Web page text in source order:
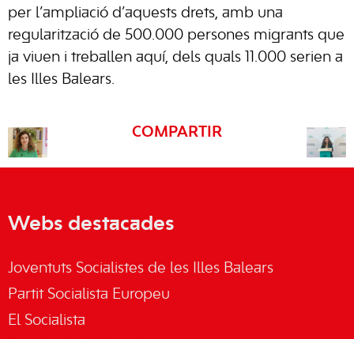
per l’ampliació d’aquests drets, amb una
regularització de 500.000 persones migrants que
ja viuen i treballen aquí, dels quals 11.000 serien a
les Illes Balears.
COMPARTIR
Webs destacades
Joventuts Socialistes de les Illes Balears
Partit Socialista Europeu
El Socialista